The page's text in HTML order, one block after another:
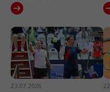
23.07.2026